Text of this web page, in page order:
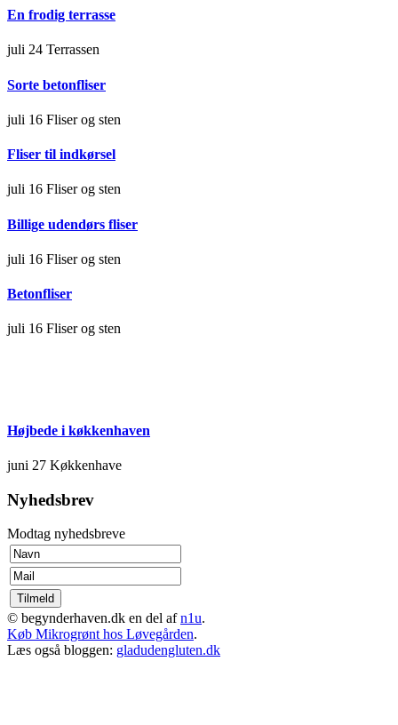
En frodig terrasse
juli 24 Terrassen
Sorte betonfliser
juli 16 Fliser og sten
Fliser til indkørsel
juli 16 Fliser og sten
Billige udendørs fliser
juli 16 Fliser og sten
Betonfliser
juli 16 Fliser og sten
Højbede i køkkenhaven
juni 27 Køkkenhave
Nyhedsbrev
Modtag nyhedsbreve
© begynderhaven.dk en del afn1u.
Køb Mikrogrønt hos Løvegården.
Læs også bloggen: gladudengluten.dk